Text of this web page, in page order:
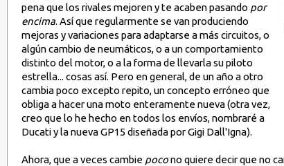
pena que los rivales mejoren y te acaben pasando por
encima. Así que regularmente se van produciendo
mejoras y variaciones para adaptarse a más circuitos, o
algún cambio de neumáticos, o a un comportamiento
distinto del motor, o a la forma de llevarla su piloto
estrella... cosas así. Pero en general, de un año a otro
cambia poco excepto repito, un concepto erróneo que
obliga a hacer una moto enteramente nueva (otra vez,
creo que lo he hecho en todos los envíos, nombraré a
Ducati y la nueva GP15 diseñada por Gigi Dall'Igna).
Ahora, que a veces cambie pocono quiere decir que no